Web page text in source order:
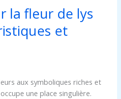
la fleur de lys
et
aux symboliques riches et
une place singulière.